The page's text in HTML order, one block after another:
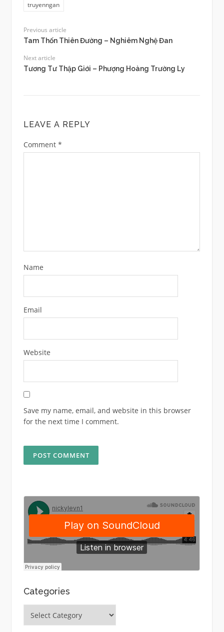
truyenngan
Previous article
Tam Thốn Thiên Đường – Nghiêm Nghệ Đan
Next article
Tương Tư Thập Giới – Phượng Hoàng Trường Ly
LEAVE A REPLY
Comment *
Name
Email
Website
Save my name, email, and website in this browser
for the next time I comment.
Categories